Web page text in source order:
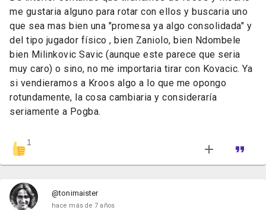
me gustaria alguno para rotar con ellos y buscaria uno
que sea mas bien una "promesa ya algo consolidada" y
del tipo jugador físico , bien Zaniolo, bien Ndombele
bien Milinkovic Savic (aunque este parece que seria
muy caro) o sino, no me importaria tirar con Kovacic. Ya
si vendieramos a Kroos algo a lo que me opongo
rotundamente, la cosa cambiaria y consideraría
seriamente a Pogba.
1
@tonimaister
hace más de 7 años